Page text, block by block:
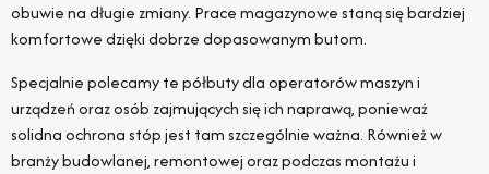
obuwie na długie zmiany. Prace magazynowe staną się bardziej
komfortowe dzięki dobrze dopasowanym butom.
Specjalnie polecamy te półbuty dla operatorów maszyn i
urządzeń oraz osób zajmujących się ich naprawą, ponieważ
solidna ochrona stóp jest tam szczególnie ważna. Również w
branży budowlanej, remontowej oraz podczas montażu i